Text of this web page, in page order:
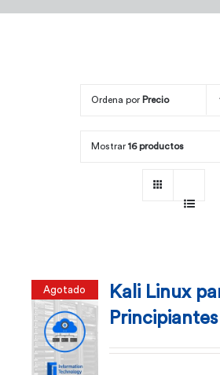
Ordena por Precio
Mostrar 16 productos
Agotado
Kali Linux
Principiantes